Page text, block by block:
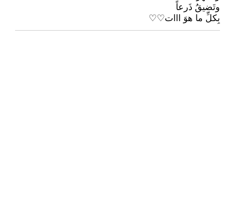
وتَضيقُ ذَرعاً
بِكلِّ ما هوَ ااات♡♡